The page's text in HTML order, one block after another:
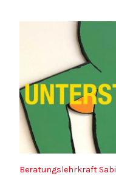
Beratungslehrkraft